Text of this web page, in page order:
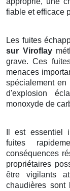
fiable et efficace
Les fuites
sur Viroflay
grave. Ces
menaces
spécialement
d'explosion
monoxyde de
Il est essentiel
fuites
conséquences
propriétaires
être vigilants
chaudières sont